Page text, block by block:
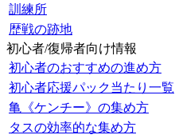
訓練所
歴戦の跡地
初心者/復帰者向け情報
初心者のおすすめの進め方
初心者応援パック当たり一覧
亀《ケンチー》の集め方
タスの効率的な集め方